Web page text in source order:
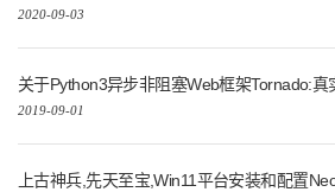
2020-09-03
关于Python3异步非阻塞Web框架Tornado:
2019-09-01
上古神兵,先天至宝,Win11平台安装和配置